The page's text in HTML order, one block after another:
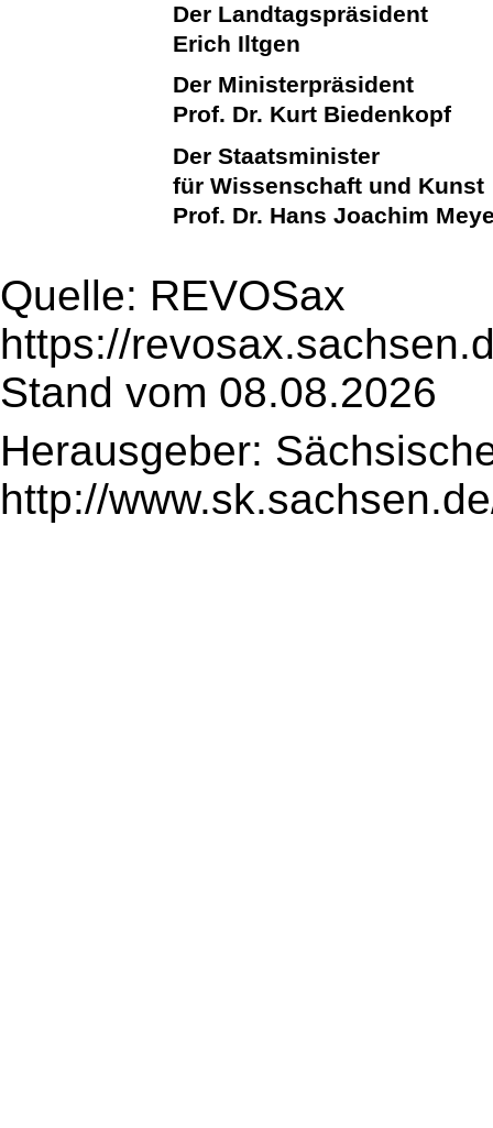
Der Landtagspräsident
Erich Iltgen
Der Ministerpräsident
Prof. Dr. Kurt Biedenkopf
Der Staatsminister
für Wissenschaft und Kunst
Prof. Dr. Hans Joachim
Quelle: REVOSax
https://
Stand vom 08.08.2026
Herausgeber:
http://